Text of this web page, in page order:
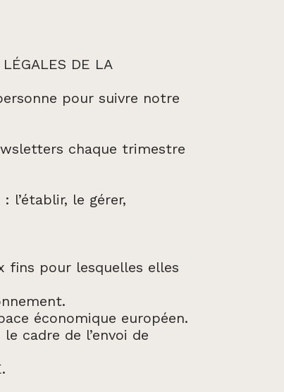
DE LA
pour suivre notre
chaque trimestre
l’établir, le gérer,
fins pour lesquelles elles
économique européen.
cadre de l’envoi de